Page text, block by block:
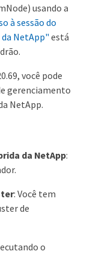
usando a
à sessão do
NetApp" está
você pode
gerenciamento
NetApp.
da NetApp:
: Você tem
de
o